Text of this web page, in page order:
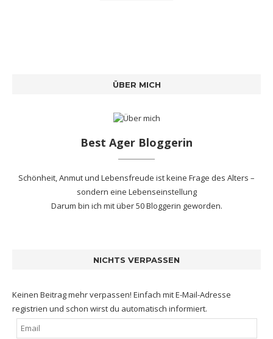
ÜBER MICH
Best Ager Bloggerin
Schönheit, Anmut und Lebensfreude ist keine Frage des Alters –
sondern eine Lebenseinstellung
Darum bin ich mitüber 50 Bloggerin geworden.
NICHTS VERPASSEN
Keinen Beitrag mehr verpassen! Einfach mit E-Mail-Adresse
registrien und schon wirst du automatisch informiert.